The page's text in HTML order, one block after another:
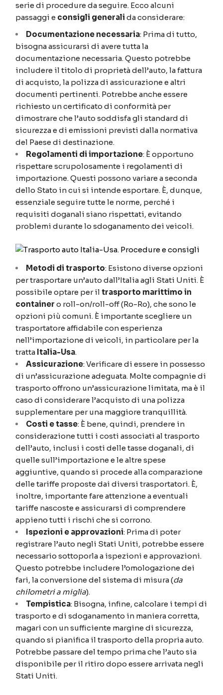
serie di procedure da seguire. Ecco alcuni
passaggi e consigli generali da considerare:
Documentazione necessaria: Prima di tutto,
bisogna assicurarsi di avere tutta la
documentazione necessaria. Questo potrebbe
includere il titolo di proprietà dell’auto, la fattura
di acquisto, la polizza di assicurazione e altri
documenti pertinenti. Potrebbe anche essere
richiesto un certificato di conformità per
dimostrare che l’auto soddisfa gli standard di
sicurezza e di emissioni previsti dalla normativa
del Paese di destinazione.
Regolamenti di importazione: È opportuno
rispettare scrupolosamente i regolamenti di
importazione. Questi possono variare a seconda
dello Stato in cui si intende esportare. È, dunque,
essenziale seguire tutte le norme, perché i
requisiti doganali siano rispettati, evitando
problemi durante lo sdoganamento dei veicoli.
Metodi di trasporto: Esistono diverse opzioni
per trasportare un’auto dall’Italia agli Stati Uniti. È
possibile optare per iltrasporto marittimo in
container o roll-on/roll-off (Ro-Ro), che sono le
opzioni più comuni. È importante scegliere un
trasportatore affidabile con esperienza
nell’importazione di veicoli, in particolare per la
tratta Italia-Usa.
Assicurazione: Verificare di essere in possesso
di un’assicurazione adeguata. Molte compagnie di
trasporto offrono un’assicurazione limitata, ma è il
caso di considerare l’acquisto di una polizza
supplementare per una maggiore tranquillità.
Costi e tasse: È bene, quindi, prendere in
considerazione tutti i costi associati al trasporto
dell’auto, inclusi i costi delle tasse doganali, di
quelle sull’importazione e le altre spese
aggiuntive, quando si procede alla comparazione
delle tariffe proposte dai diversi trasportatori. È,
inoltre, importante fare attenzione a eventuali
tariffe nascoste e assicurarsi di comprendere
appieno tutti i rischi che si corrono.
Ispezioni e approvazioni: Prima di poter
registrare l’auto negli Stati Uniti, potrebbe essere
necessario sottoporla a ispezioni e approvazioni.
Questo potrebbe includere l’omologazione dei
fari, la conversione del sistema di misura (da
chilometri a miglia).
Tempistica: Bisogna, infine, calcolare i tempi di
trasporto e di sdoganamento in maniera corretta,
magari con un sufficiente margine di sicurezza,
quando si pianifica il trasporto della propria auto.
Potrebbe passare del tempo prima che l’auto sia
disponibile per il ritiro dopo essere arrivata negli
Stati Uniti.